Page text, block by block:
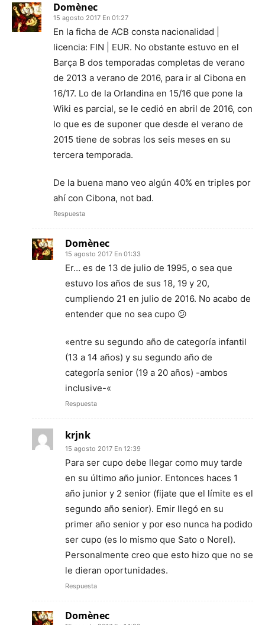
Domènec
15 agosto 2017 En 01:27
En la ficha de ACB consta nacionalidad |
licencia: FIN | EUR. No obstante estuvo en el
Barça B dos temporadas completas de verano
de 2013 a verano de 2016, para ir al Cibona en
16/17. Lo de la Orlandina en 15/16 que pone la
Wiki es parcial, se le cedió en abril de 2016, con
lo que es de suponer que desde el verano de
2015 tiene de sobras los seis meses en su
tercera temporada.
De la buena mano veo algún 40% en triples por
ahí con Cibona, not bad.
Respuesta
Domènec
15 agosto 2017 En 01:33
Er… es de 13 de julio de 1995, o sea que
estuvo los años de sus 18, 19 y 20,
cumpliendo 21 en julio de 2016. No acabo de
entender que no sea cupo 😕
«entre su segundo año de categoría infantil
(13 a 14 años) y su segundo año de
categoría senior (19 a 20 años) -ambos
inclusive-«
Respuesta
krjnk
15 agosto 2017 En 12:39
Para ser cupo debe llegar como muy tarde
en su último año junior. Entonces haces 1
año junior y 2 senior (fijate que el límite es el
segundo año senior). Emir llegó en su
primer año senior y por eso nunca ha podido
ser cupo (es lo mismo que Sato o Norel).
Personalmente creo que esto hizo que no se
le dieran oportunidades.
Respuesta
Domènec